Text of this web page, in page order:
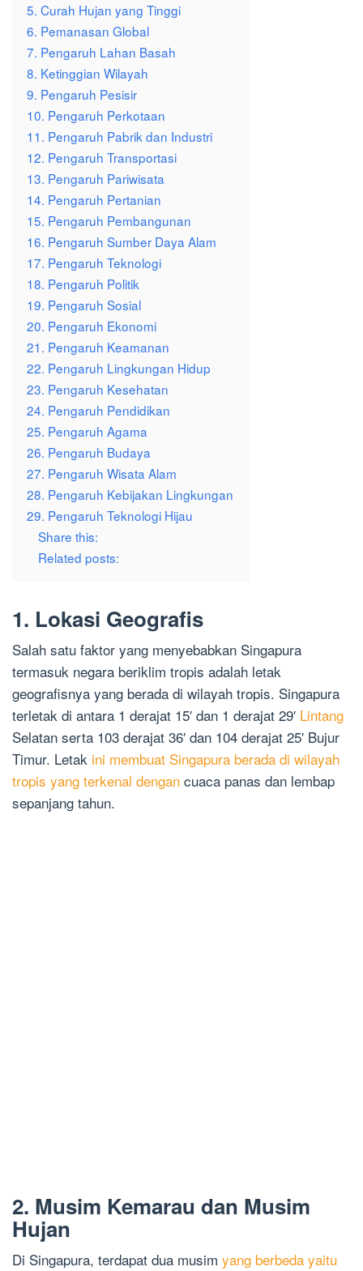
5. Curah Hujan yang Tinggi
6. Pemanasan Global
7. Pengaruh Lahan Basah
8. Ketinggian Wilayah
9. Pengaruh Pesisir
10. Pengaruh Perkotaan
11. Pengaruh Pabrik dan Industri
12. Pengaruh Transportasi
13. Pengaruh Pariwisata
14. Pengaruh Pertanian
15. Pengaruh Pembangunan
16. Pengaruh Sumber Daya Alam
17. Pengaruh Teknologi
18. Pengaruh Politik
19. Pengaruh Sosial
20. Pengaruh Ekonomi
21. Pengaruh Keamanan
22. Pengaruh Lingkungan Hidup
23. Pengaruh Kesehatan
24. Pengaruh Pendidikan
25. Pengaruh Agama
26. Pengaruh Budaya
27. Pengaruh Wisata Alam
28. Pengaruh Kebijakan Lingkungan
29. Pengaruh Teknologi Hijau
Share this:
Related posts:
1. Lokasi Geografis
Salah satu faktor yang menyebabkan Singapura
termasuk negara beriklim tropis adalah letak
geografisnya yang berada di wilayah tropis. Singapura
terletak di antara 1 derajat 15′ dan 1 derajat 29′ Lintang
Selatan serta 103 derajat 36′ dan 104 derajat 25′ Bujur
Timur. Letak ini membuat Singapura berada di wilayah
tropis yang terkenal dengan cuaca panas dan lembap
sepanjang tahun.
2. Musim Kemarau dan Musim
Hujan
Di Singapura, terdapat dua musim yang berbeda yaitu